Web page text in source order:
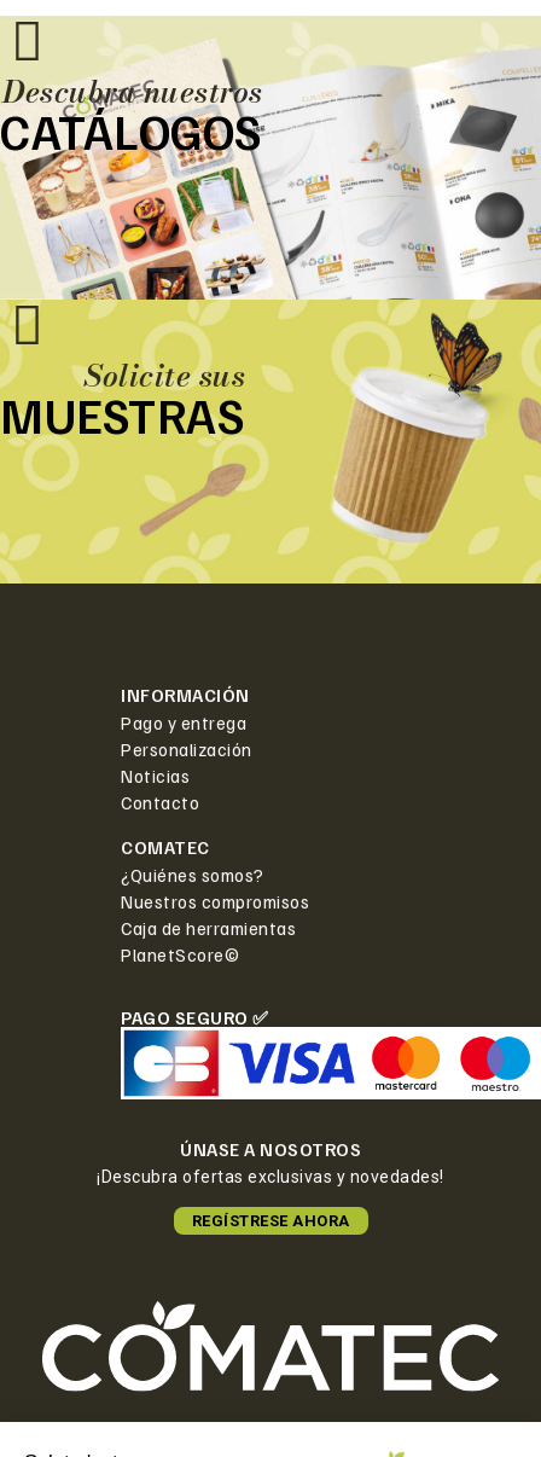
Descubra nuestros
CATÁLOGOS
Solicite sus
MUESTRAS
INFORMACIÓN
Pago y entrega
Personalización
Noticias
Contacto
COMATEC
¿Quiénes somos?
Nuestros compromisos
Caja de herramientas
PlanetScore©
PAGO SEGURO ✅
ÚNASE A NOSOTROS
¡Descubra ofertas exclusivas y novedades!
REGÍSTRESE AHORA